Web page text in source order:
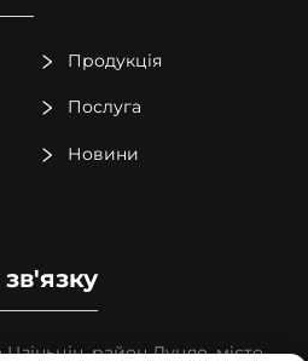
Продукція
Послуга
Новини
район Луцяо, місто